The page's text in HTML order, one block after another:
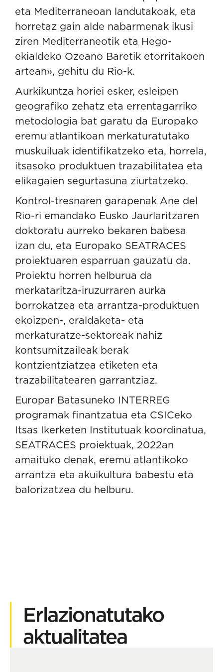
eta Mediterraneoan landutakoak, eta
horretaz gain alde nabarmenak ikusi
ziren Mediterraneotik eta Hego-
ekialdeko Ozeano Baretik etorritakoen
artean», gehitu du Rio-k.
Aurkikuntza horiei esker, esleipen
geografiko zehatz eta errentagarriko
metodologia bat garatu da Europako
eremu atlantikoan merkaturatutako
muskuiluak identifikatzeko eta, horrela,
itsasoko produktuen trazabilitatea eta
elikagaien segurtasuna ziurtatzeko.
Kontrol-tresnaren garapenak Ane del
Rio-ri emandako Eusko Jaurlaritzaren
doktoratu aurreko bekaren babesa
izan du, eta Europako SEATRACES
proiektuaren esparruan gauzatu da.
Proiektu horren helburua da
merkataritza-iruzurraren aurka
borrokatzea eta arrantza-produktuen
ekoizpen-, eraldaketa- eta
merkaturatze-sektoreak nahiz
kontsumitzaileak berak
kontzientziatzea etiketen eta
trazabilitatearen garrantziaz.
Europar Batasuneko INTERREG
programak finantzatua eta CSICeko
Itsas Ikerketen Institutuak koordinatua,
SEATRACES proiektuak, 2022an
amaituko denak, eremu atlantikoko
arrantza eta akuikultura babestu eta
balorizatzea du helburu.
Erlazionatutako
aktualitatea